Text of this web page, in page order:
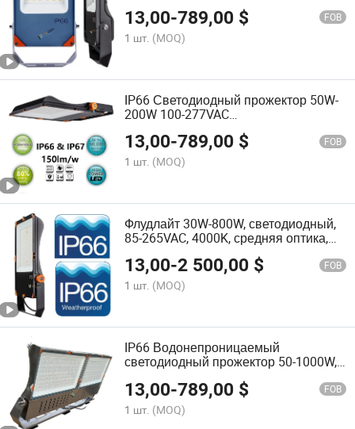
коммерческий прожектор
13,00-789,00 $ FOB
1 шт. (MOQ)
IP66 Светодиодный прожектор 50W-
200W 100-277VAC
3000K/4000K/5000K/6000K
Асимметричный луч для наружной
рекламы, фасадного и
архитектурного коммерческого
13,00-789,00 $ FOB
1 шт. (MOQ)
Флудлайт 30W-800W, светодиодный,
85-265VAC, 4000K, средняя оптика,
IP66, коммерческое морское
флуодлайтинг
13,00-2 500,00 $ FOB
1 шт. (MOQ)
IP66 Водонепроницаемый
светодиодный прожектор 50-1000W,
фабрики и склада, опционально
взрывозащищенное,
сертифицировано CE, высокая
13,00-789,00 $ FOB
1 шт. (MOQ)